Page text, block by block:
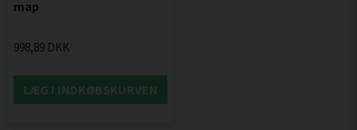
map
998,89 DKK
LÆG I INDKØBSKURVEN